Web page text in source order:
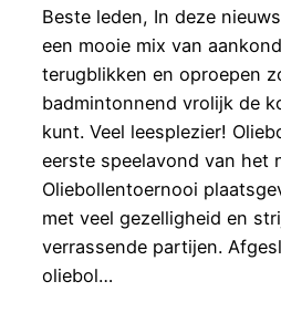
Beste leden, In deze
een mooie mix van
terugblikken en oproepen
badmintonnend vrolijk de
kunt. Veel leesplezier!
eerste speelavond van het
Oliebollentoernooi
met veel gezelligheid en
verrassende partijen.
oliebol…